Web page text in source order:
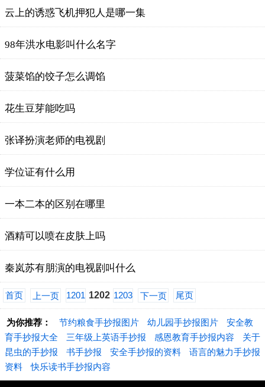
云上的诱惑飞机押犯人是哪一集
98年洪水电影叫什么名字
菠菜馅的饺子怎么调馅
花生豆芽能吃吗
张译扮演老师的电视剧
学位证有什么用
一本二本的区别在哪里
酒精可以喷在皮肤上吗
秦岚苏有朋演的电视剧叫什么
首页 上一页 1201 1202 1203 下一页 尾页
为你推荐： 节约粮食手抄报图片 幼儿园手抄报图片
安全教
育手抄报大全
三年级上英语手抄报 感恩教育手抄报内容
关于
昆虫的手抄报
书手抄报 安全手抄报的资料
语言的魅力手抄报
资料
快乐读书手抄报内容